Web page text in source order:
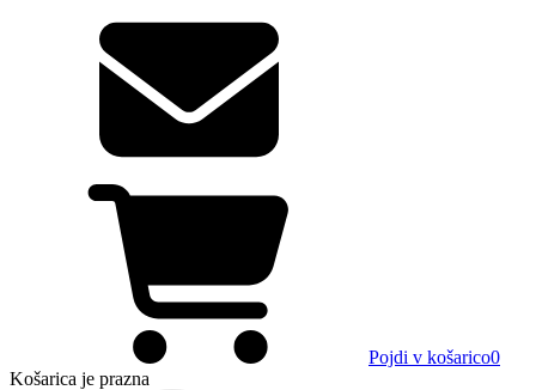
Pojdi v košarico0
Košarica je prazna